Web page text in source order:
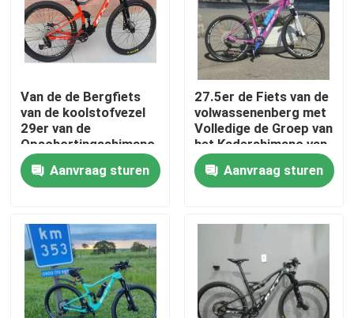
Fabriekstocht
Kwaliteitscontrole
Neem contact met ons op
Vraag een offerte
De Fiets van de koolstofweg
De Fietskader van de koolstofberg
Van de de Bergfiets
van de koolstofvezel
29er van de
Opschortingsshimano
Gruopset Volledige
Fiets 11 Snelheid
Aanvraag sturen
27.5er de Fiets van de
volwassenenberg met
Volledige de Groep van
het Kadershimano van
de Koolstofvezel
Reeks 27,5
Aanvraag sturen